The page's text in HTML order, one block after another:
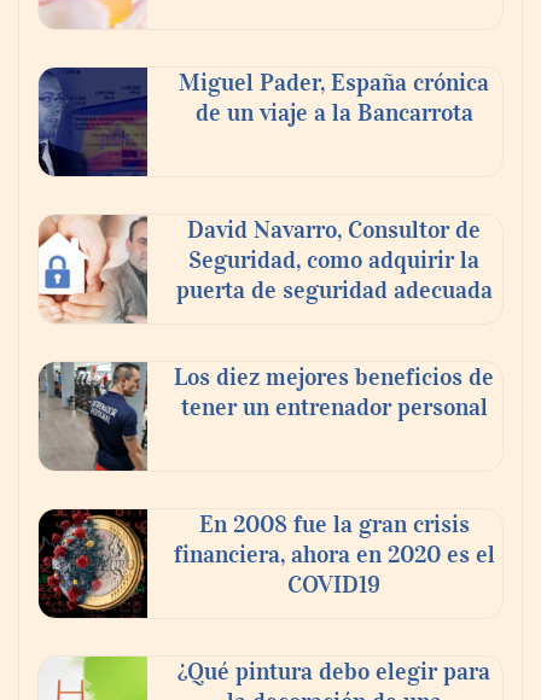
compromiso para el eclipse solar del 12 de
agosto
‘El ransomware se puede vencer. No
Ricardo Palacio Escobar
Miguel Pader, España crónica
de un viaje a la Bancarrota
David Navarro, Consultor de
Seguridad, como adquirir la
puerta de seguridad adecuada
Los diez mejores beneficios de
tener un entrenador personal
En 2008 fue la gran crisis
financiera, ahora en 2020 es el
COVID19
¿Qué pintura debo elegir para